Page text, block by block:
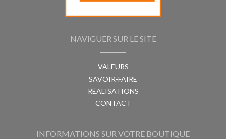
NAVIGUER SUR LE SITE
VALEURS
SAVOIR-FAIRE
RÉALISATIONS
CONTACT
INFORMATIONS SUR VOTRE BOUTIQUE